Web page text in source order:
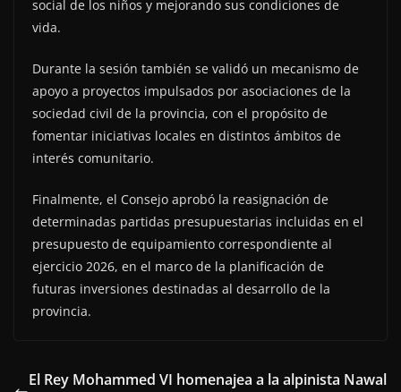
social de los niños y mejorando sus condiciones de
vida.
Durante la sesión también se validó un mecanismo de
apoyo a proyectos impulsados por asociaciones de la
sociedad civil de la provincia, con el propósito de
fomentar iniciativas locales en distintos ámbitos de
interés comunitario.
Finalmente, el Consejo aprobó la reasignación de
determinadas partidas presupuestarias incluidas en el
presupuesto de equipamiento correspondiente al
ejercicio 2026, en el marco de la planificación de
futuras inversiones destinadas al desarrollo de la
provincia.
El Rey Mohammed VI homenajea a la alpinista Nawal